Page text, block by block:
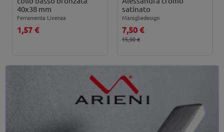
40x38 mm
Ferramenta Livenza
1,57 €
satinato
Manigliedesign
7,50 €
15,00 €